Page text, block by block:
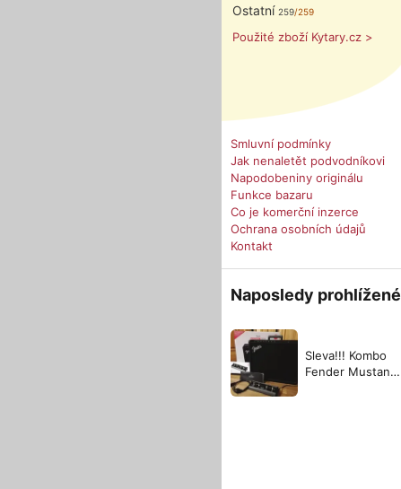
Ostatní 259/259
Použité zboží Kytary.cz >
Smluvní podmínky
Jak nenaletět podvodníkovi
Napodobeniny originálu
Funkce bazaru
Co je komerční inzerce
Ochrana osobních údajů
Kontakt
Naposledy prohlížené
Sleva!!! Kombo
Fender Mustang